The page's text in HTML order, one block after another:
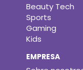
Beauty Tech
Sports
Gaming
Kids
EMPRESA